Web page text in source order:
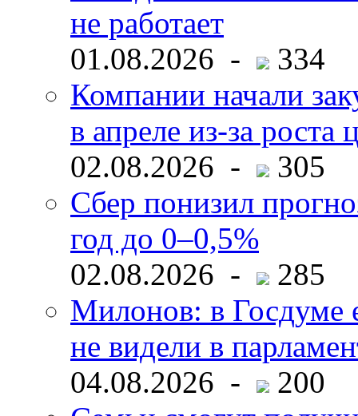
не работает
01.08.2026 -
334
Компании начали
в апреле из-за роста
02.08.2026 -
305
Сбер понизил
год до 0–0,5%
02.08.2026 -
285
Милонов: в Госдуме
не видели в
04.08.2026 -
200